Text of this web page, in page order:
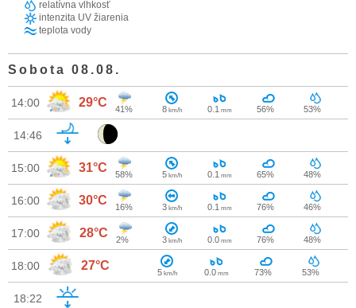
relatívna vlhkosť
intenzita UV žiarenia
teplota vody
Sobota 08.08.
14:00 29°C 41% 8 km/h 0.1 mm 56% 53%
14:46
15:00 31°C 58% 5 km/h 0.1 mm 65% 48%
16:00 30°C 16% 3 km/h 0.1 mm 76% 46%
17:00 28°C 2% 3 km/h 0.0 mm 76% 48%
18:00 27°C 5 km/h 0.0 mm 73% 53%
18:22